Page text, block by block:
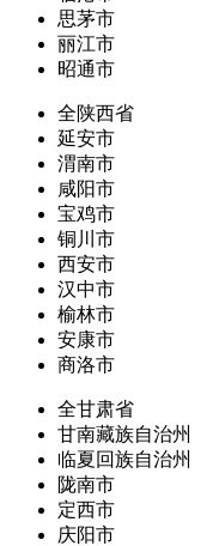
思茅市
丽江市
昭通市
全陕西省
延安市
渭南市
咸阳市
宝鸡市
铜川市
西安市
汉中市
榆林市
安康市
商洛市
全甘肃省
甘南藏族自治州
临夏回族自治州
陇南市
定西市
庆阳市